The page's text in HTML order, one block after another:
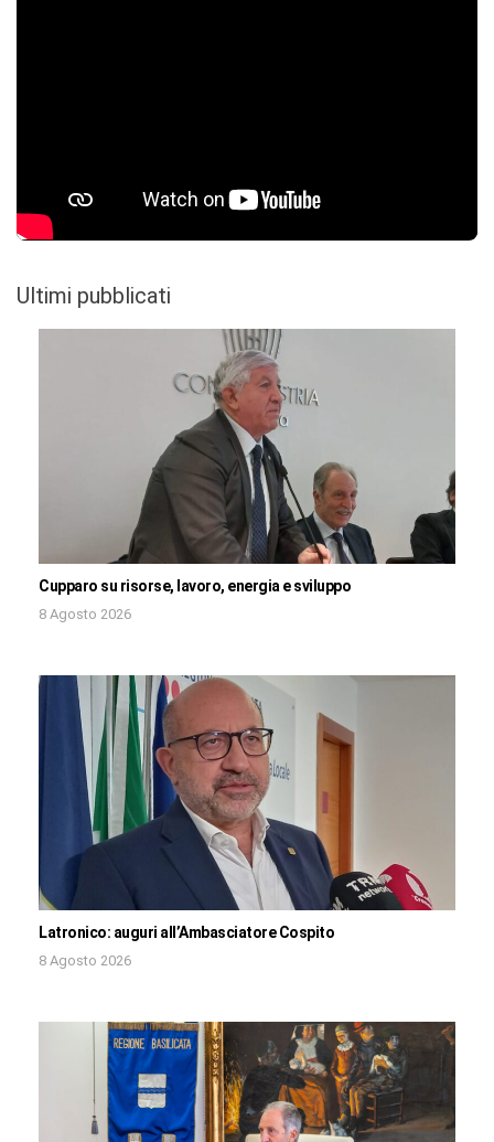
Ultimi pubblicati
Cupparo su risorse, lavoro, energia e sviluppo
8 Agosto 2026
Latronico: auguri all’Ambasciatore Cospito
8 Agosto 2026